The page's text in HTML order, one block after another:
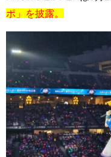
ポ」を披露。